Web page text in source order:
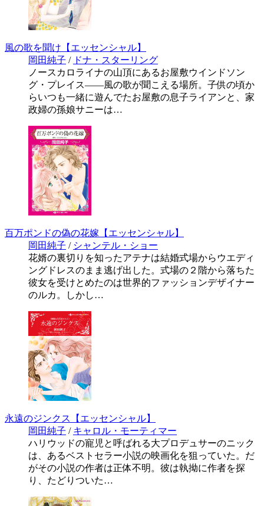
風の歌を聞け【エッセンシャル】
岡田純子 / ドナ・スターリング
ノースカロライナの山頂にあるお屋敷ウインドソン
グ・プレイス――風の歌が聞こえる場所。子供の頃か
らいつも一緒に遊んでたお屋敷の息子ライアンと、家
政婦の孫娘サニーは…
百万ポンドの偽の花嫁【エッセンシャル】
岡田純子 / シャンテル・ショー
花婿の裏切りを知ったアテナは結婚式場からウエディ
ングドレスのまま逃げ出した。式場の２階から落ちた
彼女を受けとめたのは世界的ファッションデザイナー
のルカ。しかし…
永遠のジンクス【エッセンシャル】
岡田純子 / キャロル・モーティマー
ハリウッドの寵児と呼ばれる大プロデュサーのニック
は、あるベストセラー小説の映画化を狙っていた。だ
がその小説の作者は正体不明。彼は執拗に作者を探
り、たどりついた…